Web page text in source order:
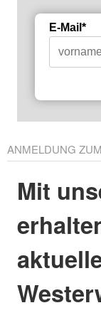
E-Mail*
ANMELDUNG
Mit